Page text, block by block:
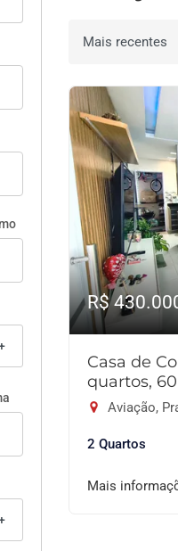
Ordenar por
R$
Casa de
quartos,
Aviação,
2 Quartos
Mais